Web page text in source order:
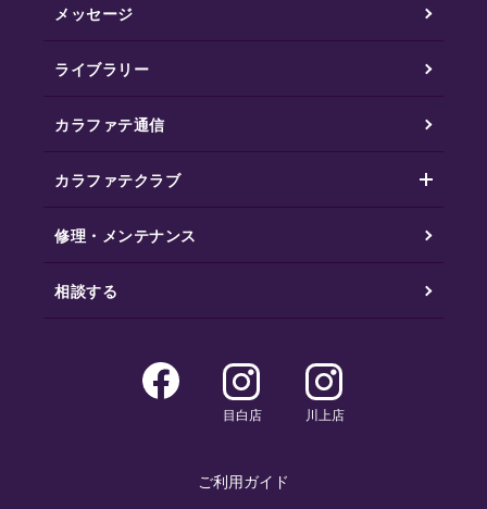
メッセージ
ライブラリー
カラファテ通信
カラファテクラブ
修理・メンテナンス
相談する
目白店 川上店
ご利用ガイド